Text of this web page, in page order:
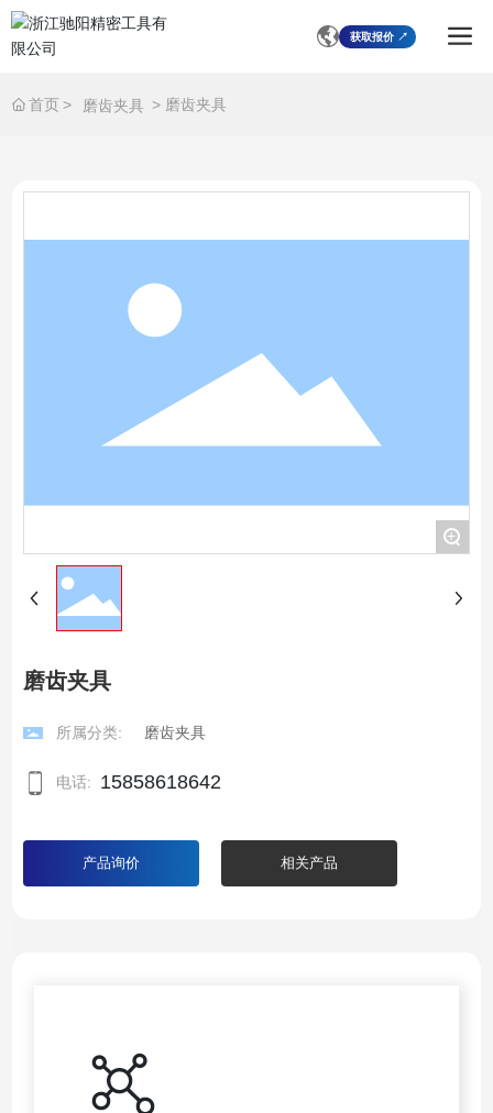
获取报价 ↗
首页 磨齿夹具 磨齿夹具
+
磨齿夹具
所属分类: 磨齿夹具
电话: 15858618642
产品询价 相关产品